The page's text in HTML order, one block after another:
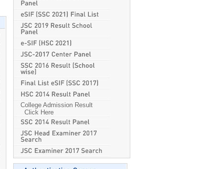
College Admission Result
Click Here